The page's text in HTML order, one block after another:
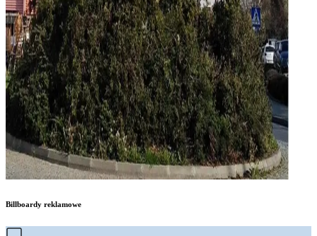
Billboardy reklamowe